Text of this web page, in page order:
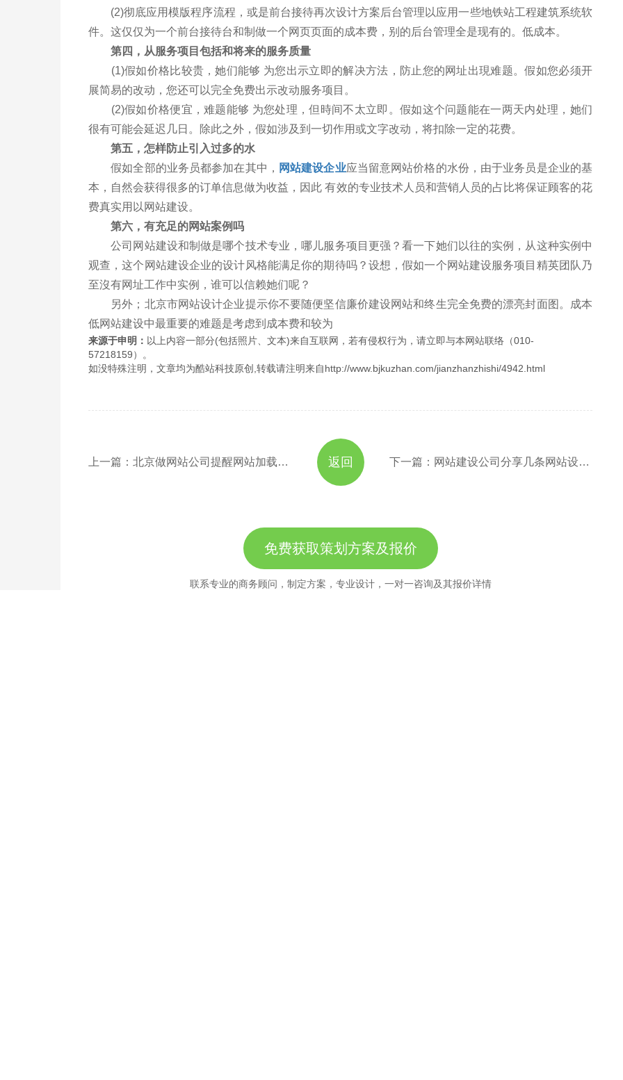
(2)彻底应用模版程序流程，或是前台接待再次设计方案后台管理以应用一些地铁站工程建筑系统软
件。这仅仅为一个前台接待台和制做一个网页页面的成本费，别的后台管理全是现有的。低成本。
第四，从服务项目包括和将来的服务质量
(1)假如价格比较贵，她们能够 为您出示立即的解决方法，防止您的网址出現难题。假如您必须开
展简易的改动，您还可以完全免费出示改动服务项目。
(2)假如价格便宜，难题能够 为您处理，但時间不太立即。假如这个问题能在一两天内处理，她们
很有可能会延迟几日。除此之外，假如涉及到一切作用或文字改动，将扣除一定的花费。
第五，怎样防止引入过多的水
假如全部的业务员都参加在其中， 网站建设企业应当留意网站价格的水份，由于业务员是企业的基
本，自然会获得很多的订单信息做为收益，因此 有效的专业技术人员和营销人员的占比将保证顾客的花
费真实用以网站建设。
第六，有充足的网站案例吗
公司网站建设和制做是哪个技术专业，哪儿服务项目更强？看一下她们以往的实例，从这种实例中
观查，这个网站建设企业的设计风格能满足你的期待吗？设想，假如一个网站建设服务项目精英团队乃
至沒有网址工作中实例，谁可以信赖她们呢？
另外；北京市网站设计企业提示你不要随便坚信廉价建设网站和终生完全免费的漂亮封面图。成本
低网站建设中最重要的难题是考虑到成本费和较为
来源于申明： 以上内容一部分(包括照片、文本)来自互联网，若有侵权行为，请立即与本网站联络（010-
57218159）。
如没特殊注明，文章均为酷站科技原创,转载请注明来自http://www.bjkuzhan.com/jianzhanzhishi/4942.html
上一篇：北京做网站公司提醒网站加载速度的重要性 下一篇：网站建设公司分享几条网站设计建设的要素
返回
免费获取策划方案及报价
联系专业的商务顾问，制定方案，专业设计，一对一咨询及其报价详情